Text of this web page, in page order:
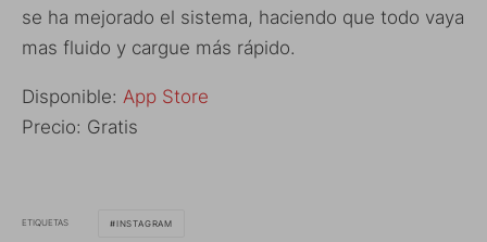
se ha mejorado el sistema, haciendo que todo vaya
mas fluido y cargue más rápido.
Disponible: App Store
Precio: Gratis
ETIQUETAS INSTAGRAM